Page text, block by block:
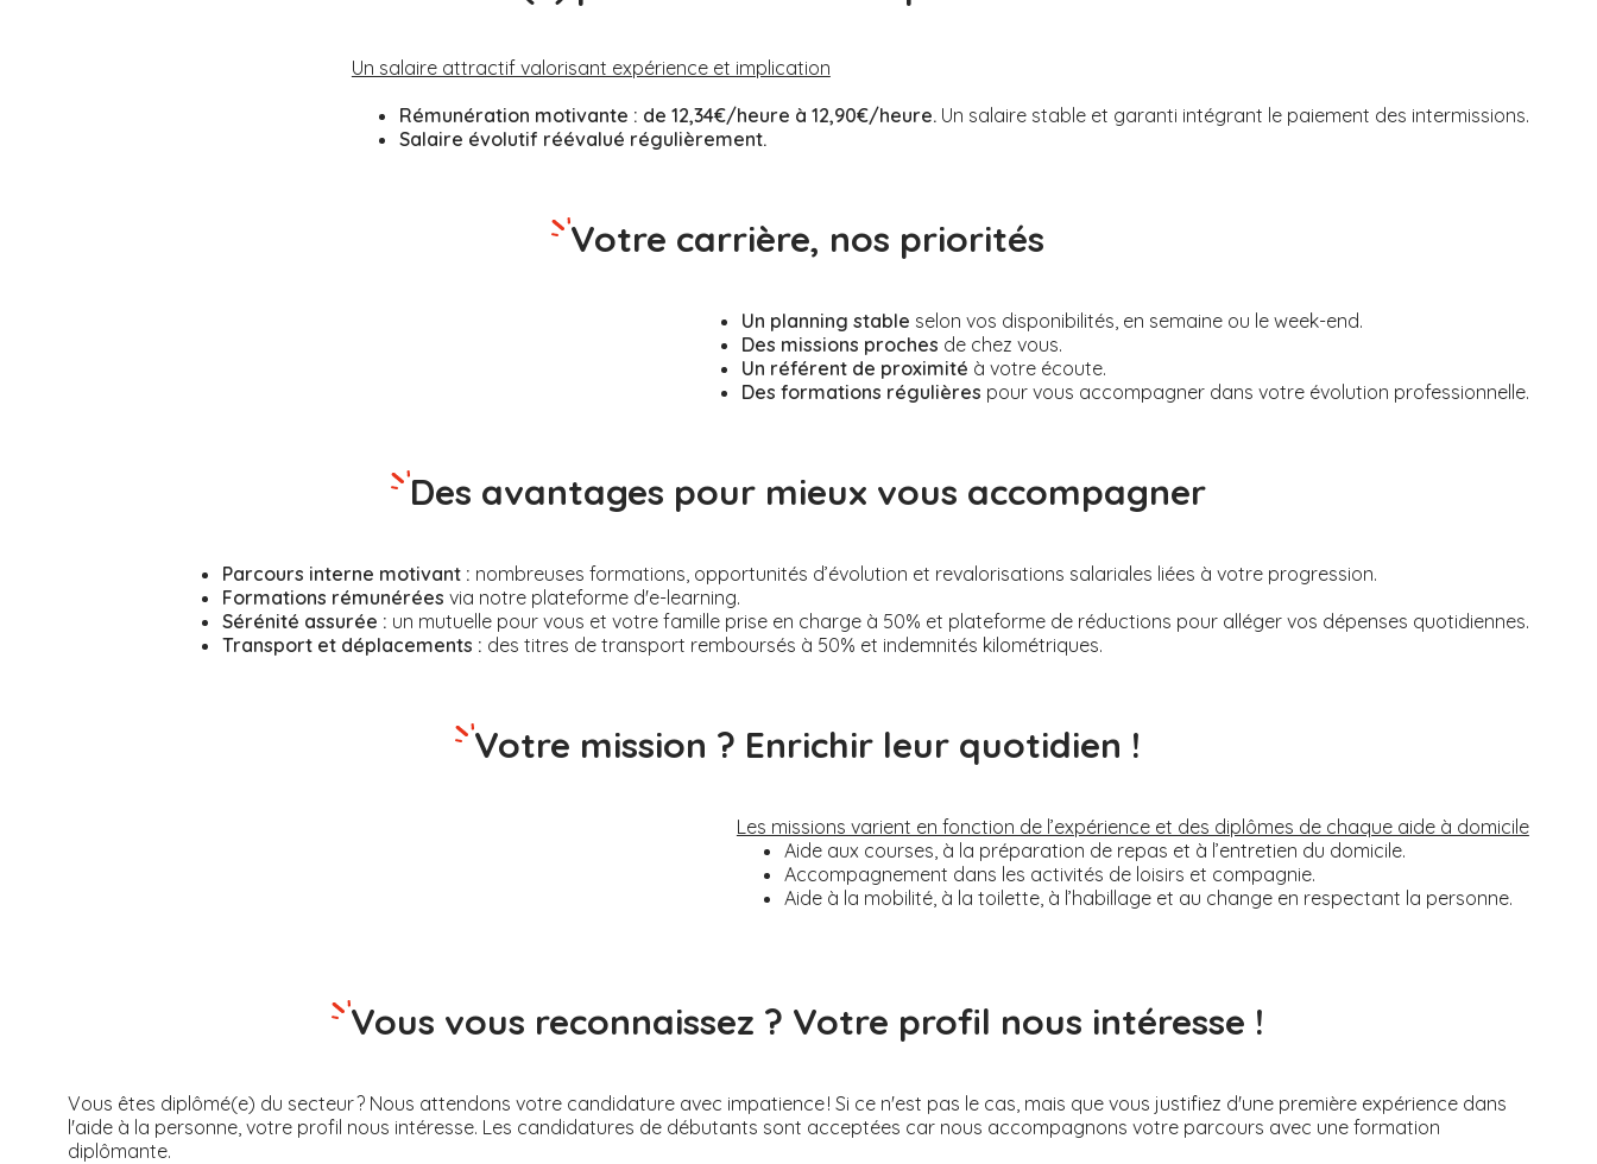
Un salaire attractif valorisant expérience et implication
Rémunération motivante : de 12,34€/heure à 12,90€/heure.Un salaire stable et garanti intégrant le paiement des intermissions.
Salaire évolutif réévalué régulièrement.
Votre carrière, nos priorités
Un planning stable selon vos disponibilités, en semaine ou le week-end.
Des missions proches de chez vous.
Un référent de proximité à votre écoute.
Des formations régulières pour vous accompagner dans votre évolution professionnelle.
Des avantages pour mieux vous accompagner
Parcours interne motivant : nombreuses formations, opportunités d’évolution et revalorisations salariales liées à votre progression.
Formations rémunérées via notre plateforme d'e-learning.
Sérénité assurée : un mutuelle pour vous et votre famille prise en charge à 50% et plateforme de réductions pour alléger vos dépenses quotidiennes.
Transport et déplacements : des titres de transport remboursés à 50% et indemnités kilométriques.
Votre mission ? Enrichir leur quotidien !
Les missions varient en fonction de l’expérience et des diplômes de chaque aide à domicile
Aide aux courses, à la préparation de repas et à l’entretien du domicile.
Accompagnement dans les activités de loisirs et compagnie.
Aide à la mobilité, à la toilette, à l’habillage et au change en respectant la personne.
Vous vous reconnaissez ? Votre profil nous intéresse !
Vous êtes diplômé(e) du secteur ? Nous attendons votre candidature avec impatience ! Si ce n'est pas le cas, mais que vous justifiez d'une première expérience dans
l'aide à la personne, votre profil nous intéresse. Les candidatures de débutants sont acceptées car nous accompagnons votre parcours avec une formation
diplômante.